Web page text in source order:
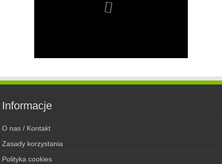
Informacje
O nas / Kontakt
Zasady korzystania
Polityka cookies